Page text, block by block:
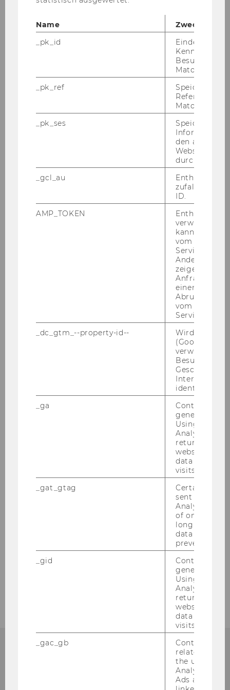
Öff­nen Sie Ihr Bi­blio­theks­kon­to und kli­cken Sie
Be­stel­lung
In der Über­sicht sehen Sie die Bü­cher, die Sie
per Fern­lei­he be­stellt haben.
WU Student*innen
Beratung
Artikelbestellung
Bibliotheksinformation
Name
Zweck
_pk_id
Eindeutige
Besuchers
Matomo.
_pk_ref
Speicherung
Referrers
Matomo.
_pk_ses
Speicherung
den aktuellen
durch
_gcl_au
Enthält eine
ID.
AMP_TOKEN
Enthält ein
verwendet
kann, um
vom AMP-
Service
Andere
zeigen Opt-
Anfrage im
einen Fehler
Abrufen
vom AMP
Service an.
_dc_gtm_--property-id--
Wird von
(Google Tag
verwendet,
Besucher
Geschlecht
Interessen zu
identifizieren.
_ga
Contains a
generated
Using this
Analytics can
returning
website and
data from
visits.
_gat_gtag
Certain data
sent to
Analytics a
of once per
long as it is
data
prevented.
_gid
Contains a
generated
Using this
Analytics can
returning
website and
data from
visits.
_gac_gb
Contains
related
the user. If
Analytics and
Ads accounts